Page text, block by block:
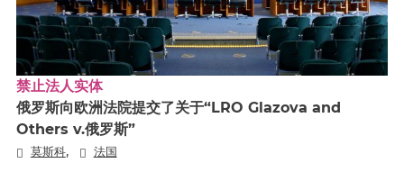
禁止法人实体
俄罗斯向欧洲法院提交了关于“LRO Glazova and
Others v.俄罗斯”
莫斯科, 法国